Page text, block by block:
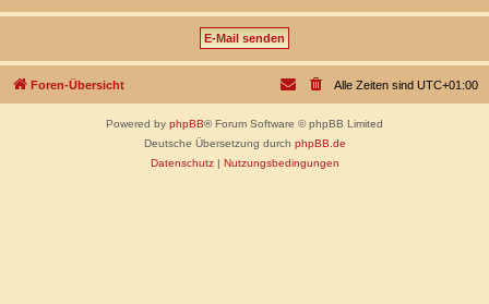
Foren-Übersicht Alle Zeiten sind UTC+01:00
Powered by phpBB® Forum Software © phpBB Limited
Deutsche Übersetzung durch phpBB.de
Datenschutz| Nutzungsbedingungen